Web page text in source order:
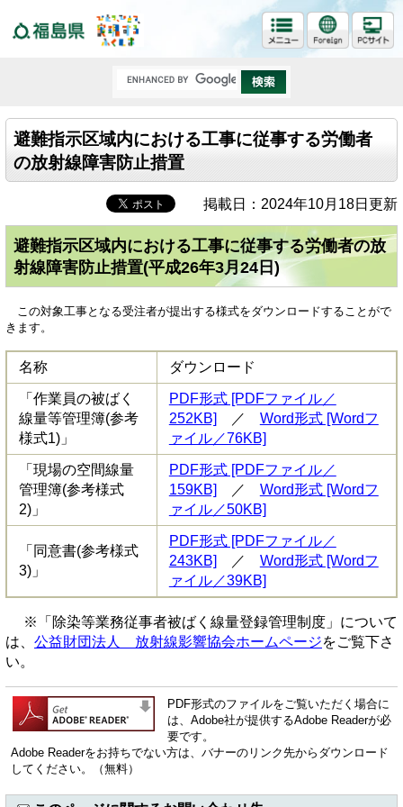
避難指示区域内における工事に従事する労働者
の放射線障害防止措置
掲載日：2024年10月18日更新
避難指示区域内における工事に従事する労働者の放
射線障害防止措置(平成26年3月24日)
この対象工事となる受注者が提出する様式をダウンロードすることがで
きます。
名称 ダウンロード
「作業員の被ばく
線量等管理簿(参考
様式1)」
PDF形式 [PDFファイル／
252KB]
／ Word形式 [Wordフ
ァイル／76KB]
「現場の空間線量
管理簿(参考様式
2)」
PDF形式 [PDFファイル／
159KB]
／ Word形式 [Wordフ
ァイル／50KB]
「同意書(参考様式
3)」
PDF形式 [PDFファイル／
243KB]
／ Word形式 [Wordフ
ァイル／39KB]
※「除染等業務従事者被ばく線量登録管理制度」について
は、 公益財団法人 放射線影響協会ホームページをご覧下さ
い。
PDF形式のファイルをご覧いただく場合に
は、Adobe社が提供するAdobe Readerが必
要です。
Adobe Readerをお持ちでない方は、バナーのリンク先からダウンロード
してください。（無料）